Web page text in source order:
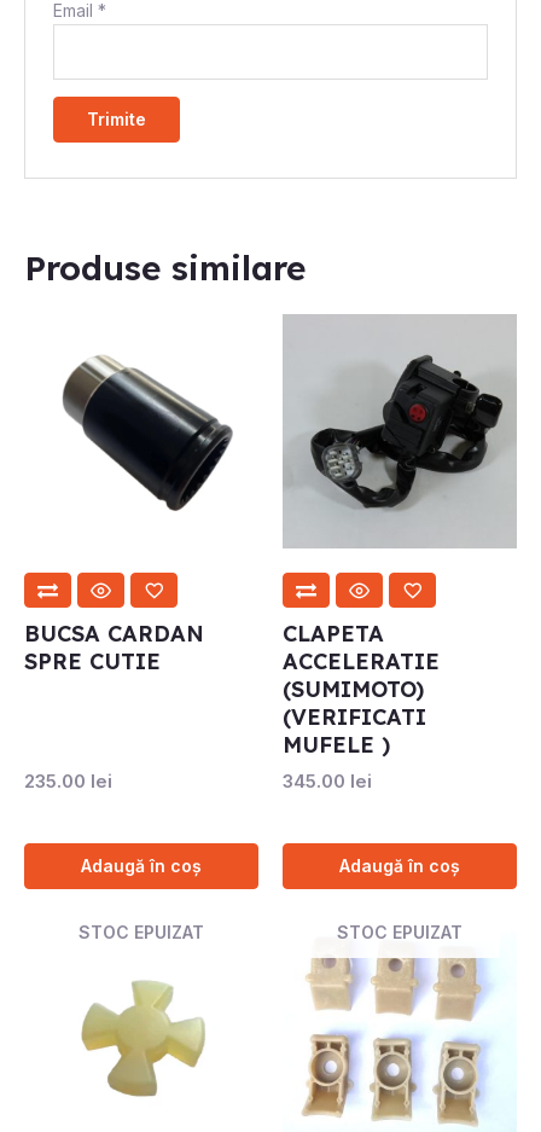
Email*
Produse similare
BUCSA CARDAN
SPRE CUTIE
235.00 lei
Adaugă în coș
CLAPETA
ACCELERATIE
(SUMIMOTO)
(VERIFICATI
MUFELE )
345.00 lei
Adaugă în coș
STOC EPUIZAT STOC EPUIZAT